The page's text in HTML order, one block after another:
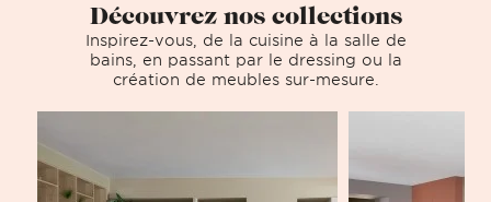
Découvrez nos collections
Inspirez-vous, de la cuisine à la salle de
bains, en passant par le dressing ou la
création de meubles sur-mesure.